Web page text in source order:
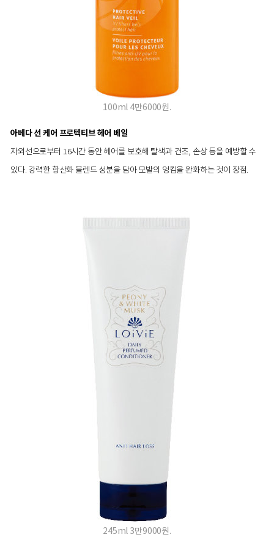
100ml 4만6000원.
아베다 선 케어 프로텍티브 헤어 베일
자외선으로부터 16시간 동안 헤어를 보호해 탈색과 건조, 손상 등을 예방할 수
있다. 강력한 항산화 블렌드 성분을 담아 모발의 엉킴을 완화하는 것이 장점.
245ml 3만9000원.